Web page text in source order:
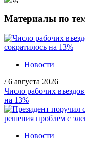
Материалы по
Новости
/ 6 августа 2026
Число рабочих
на 13%
Новости